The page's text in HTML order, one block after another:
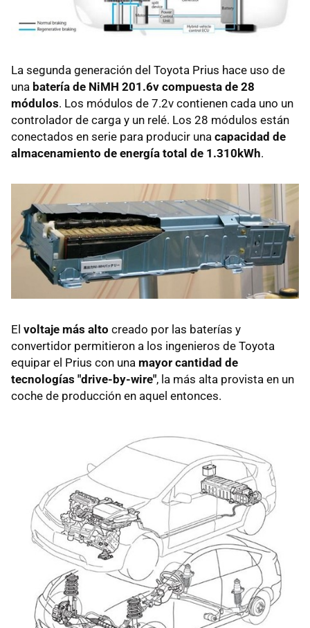
La segunda generación del Toyota Prius hace uso de
una batería de NiMH 201.6v compuesta de 28
módulos. Los módulos de 7.2v contienen cada uno un
controlador de carga y un relé. Los 28 módulos están
conectados en serie para producir una capacidad de
almacenamiento de energía total de 1.310kWh.
El voltaje más alto creado por las baterías y
convertidor permitieron a los ingenieros de Toyota
equipar el Prius con una mayor cantidad de
tecnologías "drive-by-wire", la más alta provista en un
coche de producción en aquel entonces.